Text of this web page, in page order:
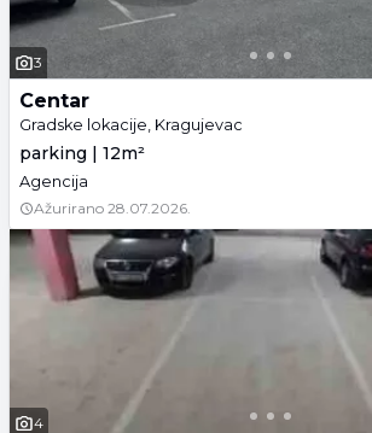
3
Centar
Gradske lokacije, Kragujevac
parking | 12m²
Agencija
Ažurirano 28.07.2026.
4